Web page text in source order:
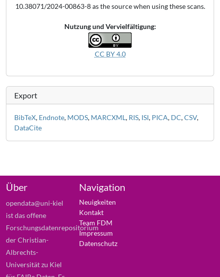
10.38071/2024-00863-8 as the source when using these scans.
Nutzung und Vervielfältigung:
CC BY 4.0
Export
BibTeX, Endnote, MODS, MARCXML, RIS, ISI, PICA, DC,CSV,
DataCite
Über
opendata@uni-kiel
ist das offene
Forschungsdatenrepositorium
der Christian-
Albrechts-
Universität zu Kiel
Navigation
Neuigkeiten
Kontakt
Team FDM
Impressum
Datenschutz